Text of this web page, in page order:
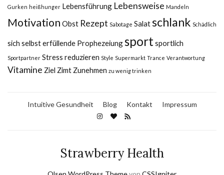
Gurken heißhunger Lebensführung Lebensweise Mandeln
Motivation Obst Rezept Sabotage Salatschlank Schädlich
sich selbst erfüllende Prophezeiungsportsportlich
Sportpartner Stress reduzieren Style Supermarkt Trance Verantwortung
Vitamine Ziel Zimt Zunehmen zu wenig trinken
Intuitive Gesundheit Blog Kontakt Impressum
Strawberry Health